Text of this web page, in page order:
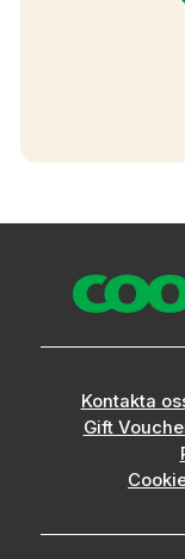
Kontakta
Gift